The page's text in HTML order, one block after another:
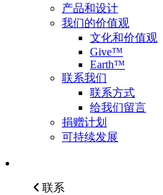
产品和设计
我们的价值观
文化和价值观
Give™
Earth™
联系我们
联系方式
给我们留言
捐赠计划
可持续发展
联系